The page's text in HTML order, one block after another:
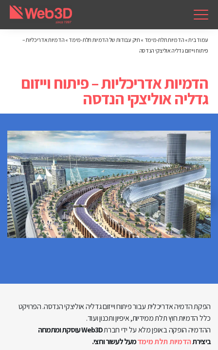
עמוד בית» הדמיות תלת-מימד » תיק עבודות של הדמיות תלת-מימד » הדמיות אדריכליות –
פיתוח וייזום גדליה אוליצקי הנדסה
הדמיות אדריכליות – פיתוח וייזום
גדליה אוליצקי הנדסה
הפקת הדמיה אדריכלית עבור פיתוח וייזום גדליה אוליצקי הנדסה. הפרויקט
כלל הדמיות חוץ תלת ממידיות, איפיון ותכנון ועוד.
ההדמיה הופקה באופן מלא על ידי חברת
Web3D עוסקת ומתמחה
ביצירתהדמיות תלת מימדמעל לעשור וחצי.